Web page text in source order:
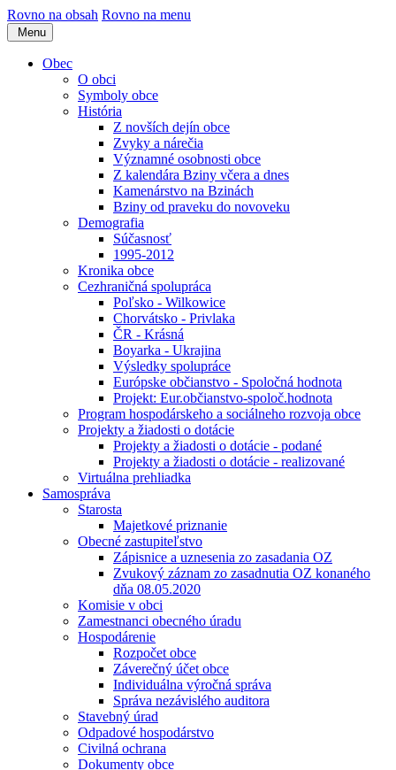
Rovno na obsah Rovno na menu
Menu
Obec
O obci
Symboly obce
História
Z novších dejín obce
Zvyky a nárečia
Významné osobnosti obce
Z kalendára Bziny včera a dnes
Kamenárstvo na Bzinách
Bziny od praveku do novoveku
Demografia
Súčasnosť
1995-2012
Kronika obce
Cezhraničná spolupráca
Poľsko - Wilkowice
Chorvátsko - Privlaka
ČR - Krásná
Boyarka - Ukrajina
Výsledky spolupráce
Európske občianstvo - Spoločná hodnota
Projekt: Eur.občianstvo-spoloč.hodnota
Program hospodárskeho a sociálneho rozvoja obce
Projekty a žiadosti o dotácie
Projekty a žiadosti o dotácie - podané
Projekty a žiadosti o dotácie - realizované
Virtuálna prehliadka
Samospráva
Starosta
Majetkové priznanie
Obecné zastupiteľstvo
Zápisnice a uznesenia zo zasadania OZ
Zvukový záznam zo zasadnutia OZ konaného
dňa 08.05.2020
Komisie v obci
Zamestnanci obecného úradu
Hospodárenie
Rozpočet obce
Záverečný účet obce
Individuálna výročná správa
Správa nezávislého auditora
Stavebný úrad
Odpadové hospodárstvo
Civilná ochrana
Dokumenty obce